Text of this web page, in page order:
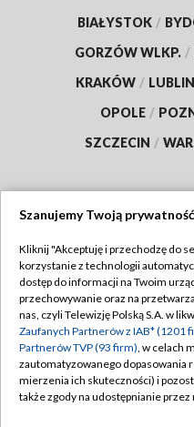
BIAŁYSTOK /
GORZÓW WLKP. /
KRAKÓW / LUBLIN
OPOLE /
SZCZECIN /
Abonament TVP
Emisja w TVP
Centrum informacji TVP
Naziemna Telewizja
Szanujemy Twoją prywatność
Kliknij "Akceptuję i przechodzę do
korzystanie z technologii
dostęp do informacji na Twoim
przechowywanie oraz na
nas, czyli Telewizję Polską S.A. w
Zaufanych Partnerów z IAB* (1201
Partnerów TVP (93 firm), w celach
zautomatyzowanego dopasowania
mierzenia ich skuteczności) i
także zgody na udostępnianie